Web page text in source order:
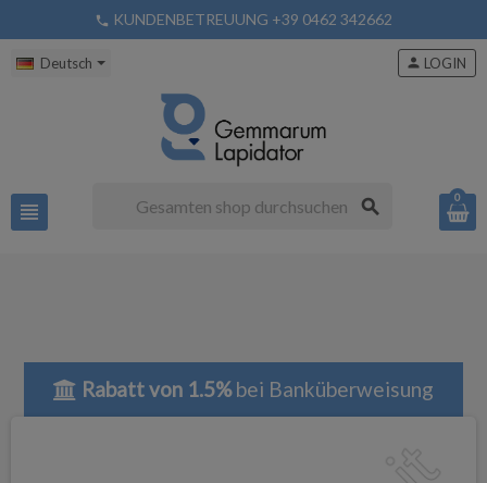
phone KUNDENBETREUUNG +39 0462 342662
Deutsch
view_headline search
person LOGIN
0
Rabatt von 1.5%bei Banküberweisung